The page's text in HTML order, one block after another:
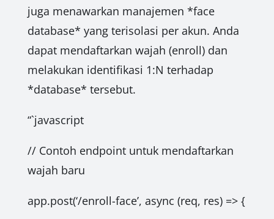
juga menawarkan manajemen *face
database* yang terisolasi per akun. Anda
dapat mendaftarkan wajah (enroll) dan
melakukan identifikasi 1:N terhadap
*database* tersebut.
“`javascript
// Contoh endpoint untuk mendaftarkan
wajah baru
app.post(‘/enroll-face’, async (req, res) => {